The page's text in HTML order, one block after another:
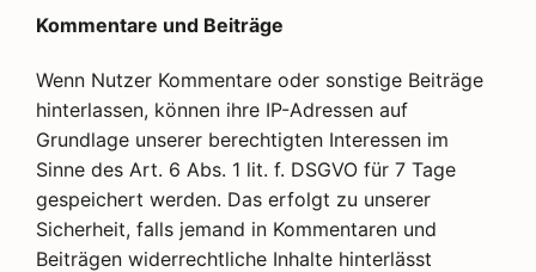
Kommentare und Beiträge
Wenn Nutzer Kommentare oder sonstige Beiträge
hinterlassen, können ihre IP-Adressen auf
Grundlage unserer berechtigten Interessen im
Sinne des Art. 6 Abs. 1 lit. f. DSGVO für 7 Tage
gespeichert werden. Das erfolgt zu unserer
Sicherheit, falls jemand in Kommentaren und
Beiträgen widerrechtliche Inhalte hinterlässt